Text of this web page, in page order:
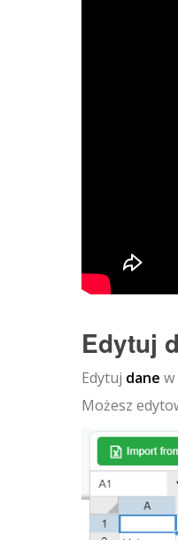
Edytuj
Edytuj dane w
Możesz